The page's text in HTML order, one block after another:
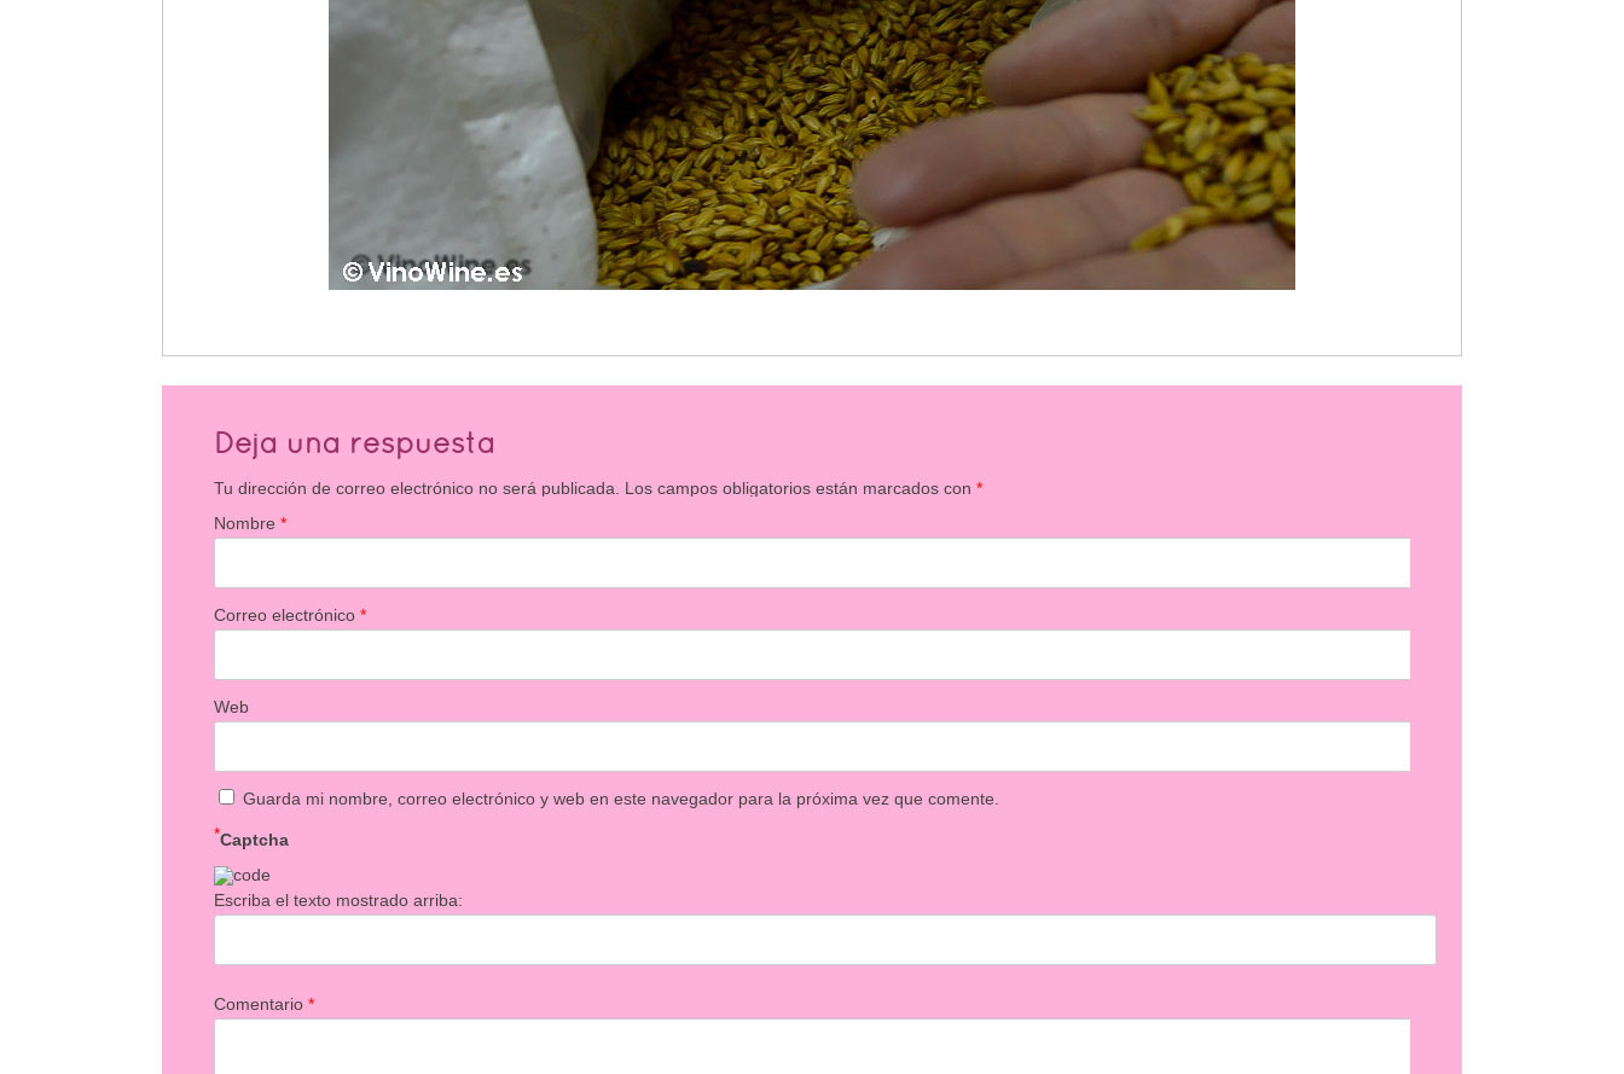
Deja una respuesta
Tu dirección de correo electrónico no será publicada. Los campos obligatorios están marcados con*
Nombre*
Correo electrónico*
Web
Guarda mi nombre, correo electrónico y web en este navegador para la próxima vez que comente.
Captcha
*
Escriba el texto mostrado arriba:
Comentario*